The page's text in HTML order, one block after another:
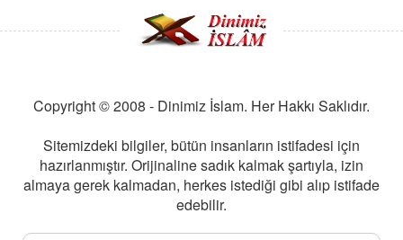
Copyright © 2008 - Dinimiz İslam. Her Hakkı Saklıdır.
Sitemizdeki bilgiler, bütün insanların istifadesi için
hazırlanmıştır. Orijinaline sadık kalmak şartıyla, izin
almaya gerek kalmadan, herkes istediği gibi alıp istifade
edebilir.